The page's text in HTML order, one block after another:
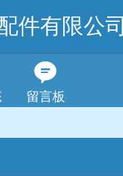
件有限公司
留言板